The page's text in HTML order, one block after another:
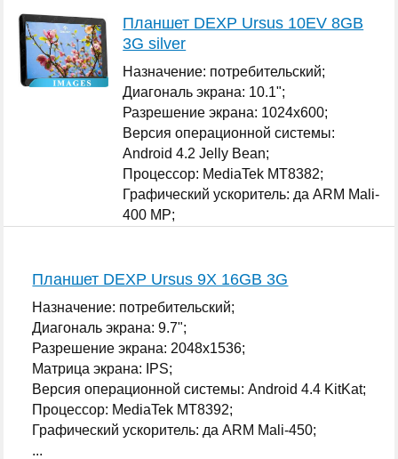
Планшет DEXP Ursus 10EV 8GB
3G silver
Назначение: потребительский;
Диагональ экрана: 10.1";
Разрешение экрана: 1024x600;
Версия операционной системы:
Android 4.2 Jelly Bean;
Процессор: MediaTek MT8382;
Графический ускоритель: да ARM Mali-
400 MP;
Планшет DEXP Ursus 9X 16GB 3G
Назначение: потребительский;
Диагональ экрана: 9.7";
Разрешение экрана: 2048x1536;
Матрица экрана: IPS;
Версия операционной системы: Android 4.4 KitKat;
Процессор: MediaTek MT8392;
Графический ускоритель: да ARM Mali-450;
...